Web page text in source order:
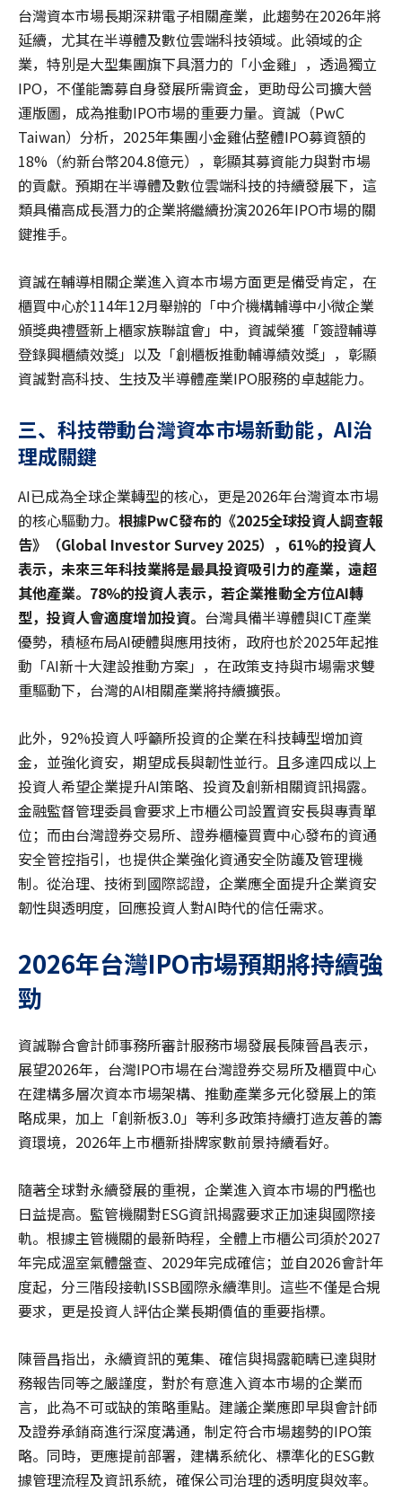
台灣資本市場長期深耕電子相關產業，此趨勢在2026年將
延續，尤其在半導體及數位雲端科技領域。此領域的企
業，特別是大型集團旗下具潛力的「小金雞」，透過獨立
IPO，不僅能籌募自身發展所需資金，更助母公司擴大營
運版圖，成為推動IPO市場的重要力量。資誠（PwC
Taiwan）分析，2025年集團小金雞佔整體IPO募資額的
18%（約新台幣204.8億元），彰顯其募資能力與對市場
的貢獻。預期在半導體及數位雲端科技的持續發展下，這
類具備高成長潛力的企業將繼續扮演2026年IPO市場的關
鍵推手。
資誠在輔導相關企業進入資本市場方面更是備受肯定，在
櫃買中心於114年12月舉辦的「中介機構輔導中小微企業
頒獎典禮暨新上櫃家族聯誼會」中，資誠榮獲「簽證輔導
登錄興櫃績效獎」以及「創櫃板推動輔導績效獎」，彰顯
資誠對高科技、生技及半導體產業IPO服務的卓越能力。
三、科技帶動台灣資本市場新動能，AI治
理成關鍵
AI已成為全球企業轉型的核心，更是2026年台灣資本市場
的核心驅動力。 根據PwC發布的《2025全球投資人調查報
告》（Global Investor Survey 2025），61%的投資人
表示，未來三年科技業將是最具投資吸引力的產業，遠超
其他產業。78%的投資人表示，若企業推動全方位AI轉
型，投資人會適度增加投資。 台灣具備半導體與ICT產業
優勢，積極布局AI硬體與應用技術，政府也於2025年起推
動「AI新十大建設推動方案」，在政策支持與市場需求雙
重驅動下，台灣的AI相關產業將持續擴張。
此外，92%投資人呼籲所投資的企業在科技轉型增加資
金，並強化資安，期望成長與韌性並行。且多達四成以上
投資人希望企業提升AI策略、投資及創新相關資訊揭露。
金融監督管理委員會要求上市櫃公司設置資安長與專責單
位；而由台灣證券交易所、證券櫃檯買賣中心發布的資通
安全管控指引，也提供企業強化資通安全防護及管理機
制。從治理、技術到國際認證，企業應全面提升企業資安
韌性與透明度，回應投資人對AI時代的信任需求。
2026年台灣IPO市場預期將持續強
勁
資誠聯合會計師事務所審計服務市場發展長陳晉昌表示，
展望2026年，台灣IPO市場在台灣證券交易所及櫃買中心
在建構多層次資本市場架構、推動產業多元化發展上的策
略成果，加上「創新板3.0」等利多政策持續打造友善的籌
資環境，2026年上市櫃新掛牌家數前景持續看好。
隨著全球對永續發展的重視，企業進入資本市場的門檻也
日益提高。監管機關對ESG資訊揭露要求正加速與國際接
軌。根據主管機關的最新時程，全體上市櫃公司須於2027
年完成溫室氣體盤查、2029年完成確信；並自2026會計年
度起，分三階段接軌ISSB國際永續準則。這些不僅是合規
要求，更是投資人評估企業長期價值的重要指標。
陳晉昌指出，永續資訊的蒐集、確信與揭露範疇已達與財
務報告同等之嚴謹度，對於有意進入資本市場的企業而
言，此為不可或缺的策略重點。建議企業應即早與會計師
及證券承銷商進行深度溝通，制定符合市場趨勢的IPO策
略。同時，更應提前部署，建構系統化、標準化的ESG數
據管理流程及資訊系統，確保公司治理的透明度與效率。